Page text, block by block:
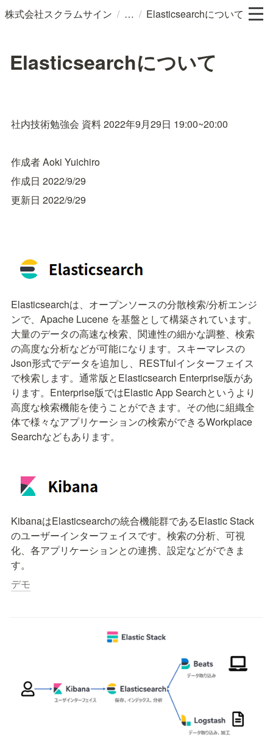
株式会社スクラムサイン / / Elasticsearchについて
Elasticsearchについて
社内技術勉強会 資料 2022年9月29日 19:00~20:00
作成者 Aoki Yuichiro
作成日 2022/9/29
更新日 2022/9/29
Elasticsearchは、オープンソースの分散検索/分析エンジ
ンで、Apache Lucene を基盤として構築されています。
大量のデータの高速な検索、関連性の細かな調整、検索
の高度な分析などが可能になります。スキーマレスの
Json形式でデータを追加し、RESTfulインターフェイス
で検索します。通常版とElasticsearch Enterprise版があ
ります。Enterprise版ではElastic App Searchというより
高度な検索機能を使うことができます。その他に組織全
体で様々なアプリケーションの検索ができるWorkplace
Searchなどもあります。
KibanaはElasticsearchの統合機能群であるElastic Stack
のユーザーインターフェイスです。検索の分析、可視
化、各アプリケーションとの連携、設定などができま
す。
デモ